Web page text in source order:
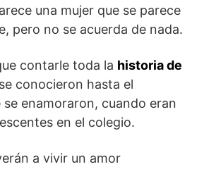
una mujer que se parece
pero no se acuerda de nada.
contarle toda la historia de
conocieron hasta el
enamoraron, cuando eran
en el colegio.
a vivir un amor